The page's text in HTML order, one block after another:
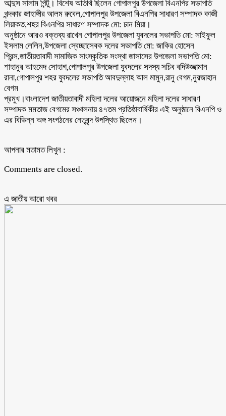
আব্দুস সালাম পিন্টু। বিশেষ অতিথি ছিলেন গোপালপুর উপজেলা বিএনপির সভাপতি
খন্দকার জাহাঙ্গীর আলম রুবেল,গোপালপুর উপজেলা বিএনপির সাধারণ সম্পাদক কাজী
লিয়াকত,শহর বিএনপির সাধারণ সম্পাদক মো: চান মিয়া।
অনুষ্ঠানে আরও বক্তব্য রাখেন গোপালপুর উপজেলা যুবদলের সভাপতি মো: সাইফুল
ইসলাম লেলিন,উপজেলা স্বেচ্ছাসেবক দলের সভাপতি মো: জাকির হোসেন
প্রিন্স,জাতীয়তাবাদী সামাজিক সাংস্কৃতিক সংস্থা জাসাসের উপজেলা সভাপতি মো:
শাহানুর আহমেদ সোহাগ,গোপালপুর উপজেলা যুবদলের সদস্য সচিব বদিউজ্জামান
রানা,গোপালপুর শহর যুবদলের সভাপতি আবদুল্লাহ আল মামুন,রানু বেগম,নুরজাহান
বেগম
প্রমুখ।বাংলাদেশ জাতীয়তাবাদী মহিলা দলের আয়োজনে মহিলা দলের সাধারণ
সম্পাদক মমতাজ বেগমের সঞ্চালনায় ৪৭তম প্রতিষ্ঠাবার্ষিকীর এই অনুষ্ঠানে বিএনপি ও
এর বিভিন্ন অঙ্গ সংগঠনের নেতৃবৃন্দ উপস্থিত ছিলেন।
আপনার মতামত লিখুন :
Comments are closed.
এ জাতীয় আরো ‍খবর